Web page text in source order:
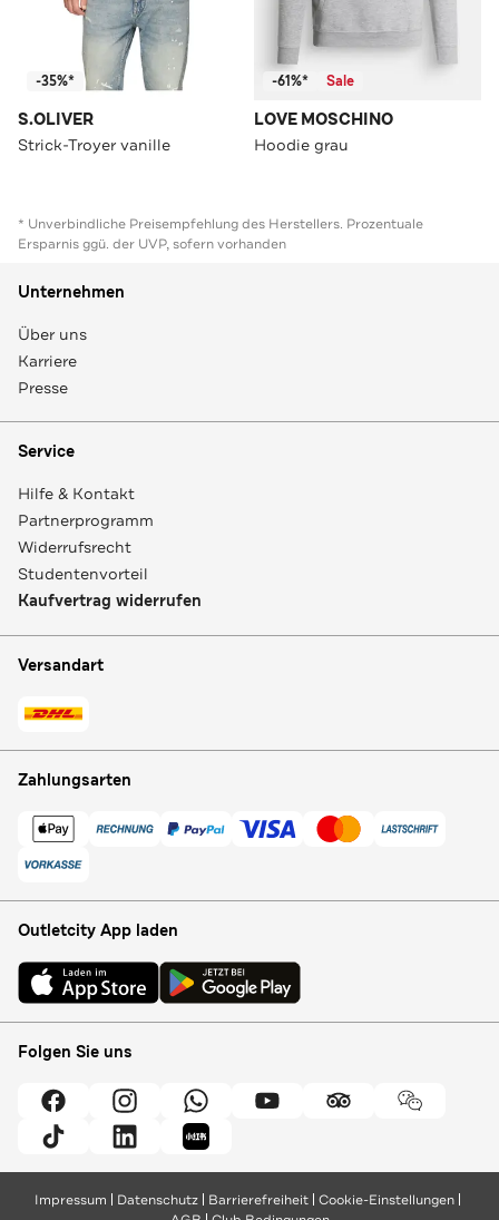
-35%*
S.OLIVER
Strick-Troyer vanille
-61%* Sale
LOVE MOSCHINO
Hoodie grau
* Unverbindliche Preisempfehlung des Herstellers. Prozentuale
Ersparnis ggü. der UVP, sofern vorhanden
Unternehmen
Über uns
Karriere
Presse
Service
Hilfe & Kontakt
Partnerprogramm
Widerrufsrecht
Studentenvorteil
Kaufvertrag widerrufen
Versandart
Zahlungsarten
Outletcity App laden
Folgen Sie uns
Impressum Datenschutz Barrierefreiheit Cookie-Einstellungen